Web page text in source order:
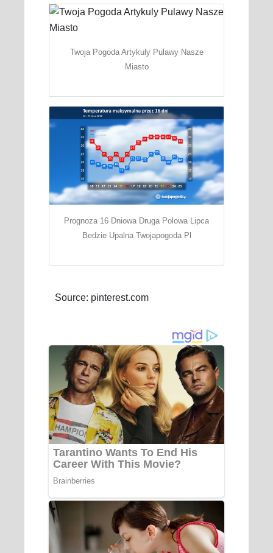
Twoja Pogoda Artykuly Pulawy Nasze
Miasto
Prognoza 16 Dniowa Druga Polowa Lipca
Bedzie Upalna Twojapogoda Pl
Source: pinterest.com